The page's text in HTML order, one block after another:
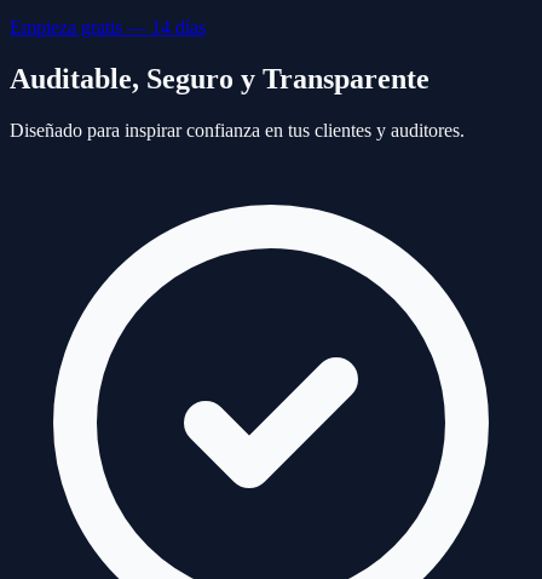
Empieza gratis — 14 días
Auditable, Seguro y Transparente
Diseñado para inspirar confianza en tus clientes y auditores.